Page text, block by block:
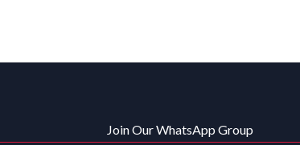
Join Our WhatsApp Group